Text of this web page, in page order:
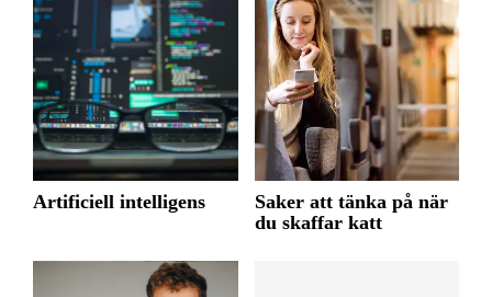
Artificiell intelligens
Saker att tänka på när
du skaffar katt